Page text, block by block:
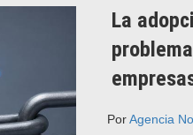
La
PorAgencia